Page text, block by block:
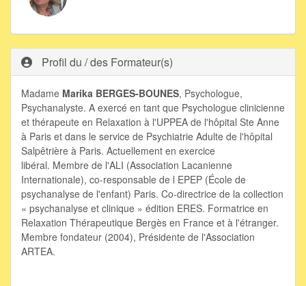
Profil du / des Formateur(s)
Madame Marika BERGES-BOUNES, Psychologue,
Psychanalyste. A exercé en tant que Psychologue clinicienne
et thérapeute en Relaxation à l'UPPEA de l'hôpital Ste Anne
à Paris et dans le service de Psychiatrie Adulte de l'hôpital
Salpêtrière à Paris. Actuellement en exercice
libéral. Membre de l'ALI (Association Lacanienne
Internationale), co-responsable de l EPEP (École de
psychanalyse de l'enfant) Paris. Co-directrice de la collection
« psychanalyse et clinique » édition ERES. Formatrice en
Relaxation Thérapeutique Bergès en France et à l'étranger.
Membre fondateur (2004), Présidente de l'Association
ARTEA.